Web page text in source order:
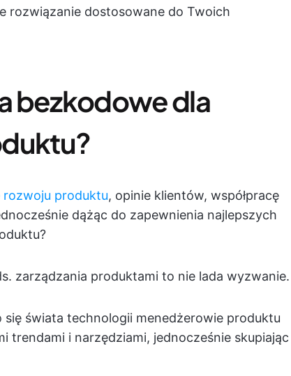
rozwiązanie dostosowane do Twoich
bezkodowe dla
rozwoju produktu, opinie klientów, współpracę
dążąc do zapewnienia najlepszych
zarządzania produktami to nie lada wyzwanie.
się świata technologii menedżerowie produktu
trendami i narzędziami, jednocześnie skupiając